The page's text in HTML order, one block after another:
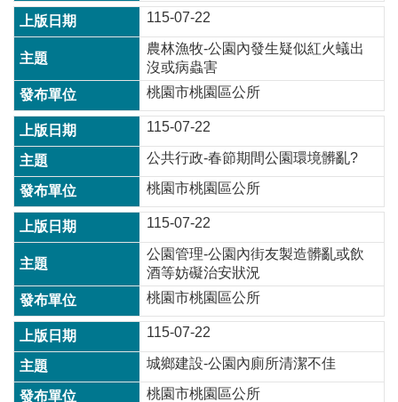
115-07-22
農林漁牧-公園內發生疑似紅火蟻出
沒或病蟲害
桃園市桃園區公所
115-07-22
公共行政-春節期間公園環境髒亂?
桃園市桃園區公所
115-07-22
公園管理-公園內街友製造髒亂或飲
酒等妨礙治安狀況
桃園市桃園區公所
115-07-22
城鄉建設-公園內廁所清潔不佳
桃園市桃園區公所